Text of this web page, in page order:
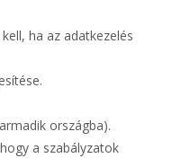
ha az adatkezelés
országba).
a szabályzatok